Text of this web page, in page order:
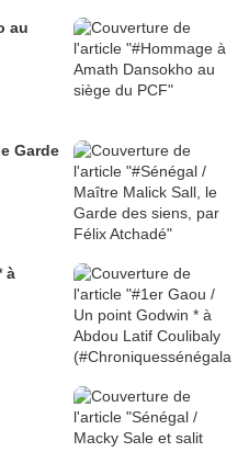
au
Garde
à